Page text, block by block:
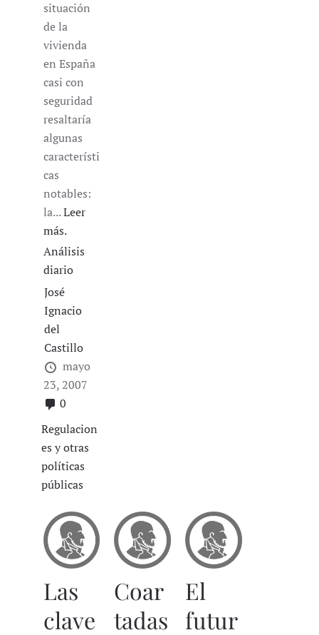
situación
de la
vivienda
en España
casi con
seguridad
resaltaría
algunas
característi
cas
notables:
la...Leer
más.
Análisis
diario
José
Ignacio
del
Castillo
mayo
23, 2007
0
Regulacion
es y otras
políticas
públicas
Las
clave
Coar
tadas
El
futur